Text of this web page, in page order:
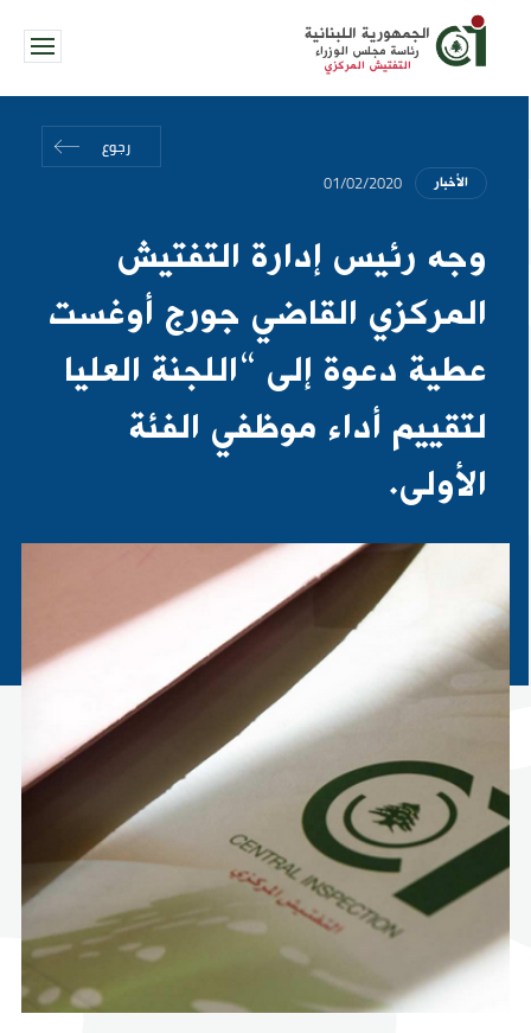
الجمهورية اللبنانية
رئاسة مجلس الوزراء
التفتيش المركزي
رجوع
الأخبار 01/02/2020
وجه رئيس إدارة التفتيش
المركزي القاضي جورج أوغست
عطية دعوة إلى “اللجنة العليا
لتقييم أداء موظفي الفئة
الأولى.